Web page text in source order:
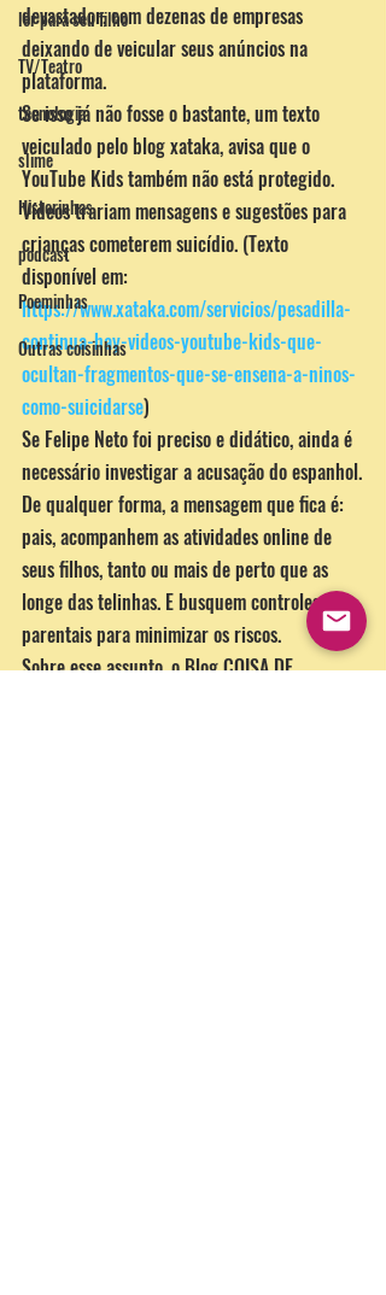
ler para seu filho
TV/Teatro
tecnologia
slime
Historinhas
podcast
Poeminhas
Outras coisinhas
devastador, com dezenas de empresas
deixando de veicular seus anúncios na
plataforma.
Se isso já não fosse o bastante, um texto
veiculado pelo blog xataka, avisa que o
YouTube Kids também não está protegido.
Vídeos trariam mensagens e sugestões para
crianças cometerem suicídio. (Texto
disponível em:
https://www.xataka.com/servicios/pesadilla-
continua-hay-videos-youtube-kids-que-
ocultan-fragmentos-que-se-ensena-a-ninos-
como-suicidarse)
Se Felipe Neto foi preciso e didático, ainda é
necessário investigar a acusação do espanhol.
De qualquer forma, a mensagem que fica é:
pais, acompanhem as atividades online de
seus filhos, tanto ou mais de perto que as
longe das telinhas. E busquem controles
parentais para minimizar os riscos.
Sobre esse assunto, o Blog COISA DE